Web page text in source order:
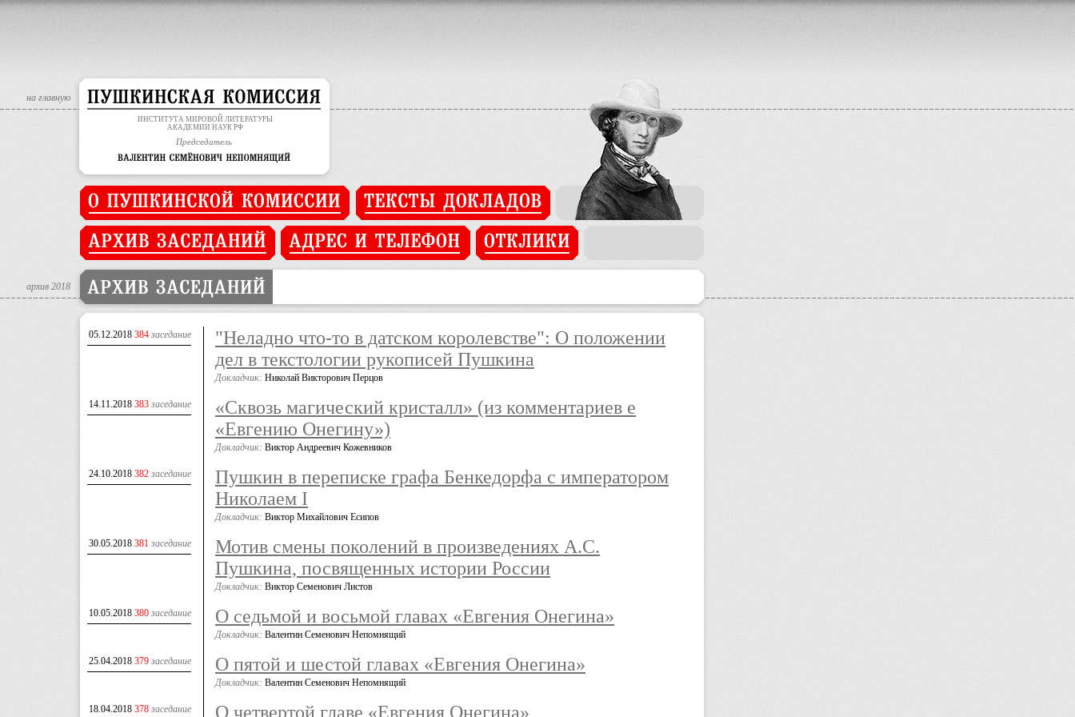
на главную
ИНСТИТУТА МИРОВОЙ ЛИТЕРАТУРЫ
АКАДЕМИИ НАУК РФ
Председатель
архив 2018
"Неладно что-то в датском королевстве": О положении
дел в текстологии рукописей Пушкина
05.12.2018 384 заседание
Докладчик: Николай Викторович Перцов
«Сквозь магический кристалл» (из комментариев е
«Евгению Онегину»)
14.11.2018 383 заседание
Докладчик: Виктор Андреевич Кожевников
Пушкин в переписке графа Бенкедорфа с императором
Николаем I
24.10.2018 382 заседание
Докладчик: Виктор Михайлович Есипов
Мотив смены поколений в произведениях А.С.
Пушкина, посвященных истории России
30.05.2018 381 заседание
Докладчик: Виктор Семенович Листов
О седьмой и восьмой главах «Евгения Онегина»
10.05.2018 380 заседание
Докладчик: Валентин Семенович Непомнящий
О пятой и шестой главах «Евгения Онегина»
25.04.2018 379 заседание
Докладчик: Валентин Семенович Непомнящий
О четвертой главе «Евгения Онегина»
18.04.2018 378 заседание